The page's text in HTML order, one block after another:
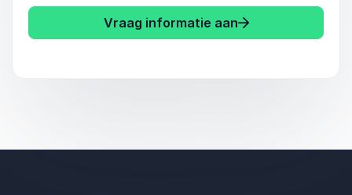
Vraag informatie aan